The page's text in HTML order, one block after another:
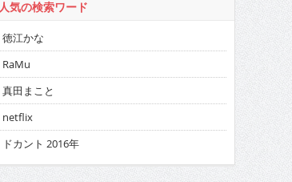
人気の検索ワード
徳江かな
RaMu
真田まこと
netflix
ドカント 2016年